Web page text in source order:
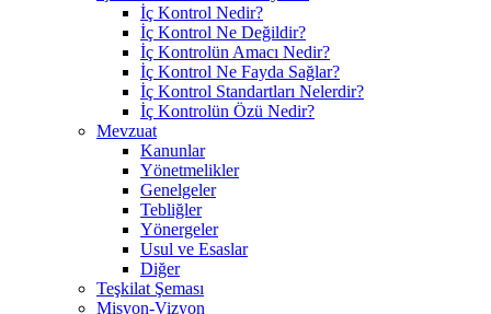
İç Kontrol Nedir?
İç Kontrol Ne Değildir?
İç Kontrolün Amacı Nedir?
İç Kontrol Ne Fayda Sağlar?
İç Kontrol Standartları Nelerdir?
İç Kontrolün Özü Nedir?
Mevzuat
Kanunlar
Yönetmelikler
Genelgeler
Tebliğler
Yönergeler
Usul ve Esaslar
Diğer
Teşkilat Şeması
Misyon-Vizyon